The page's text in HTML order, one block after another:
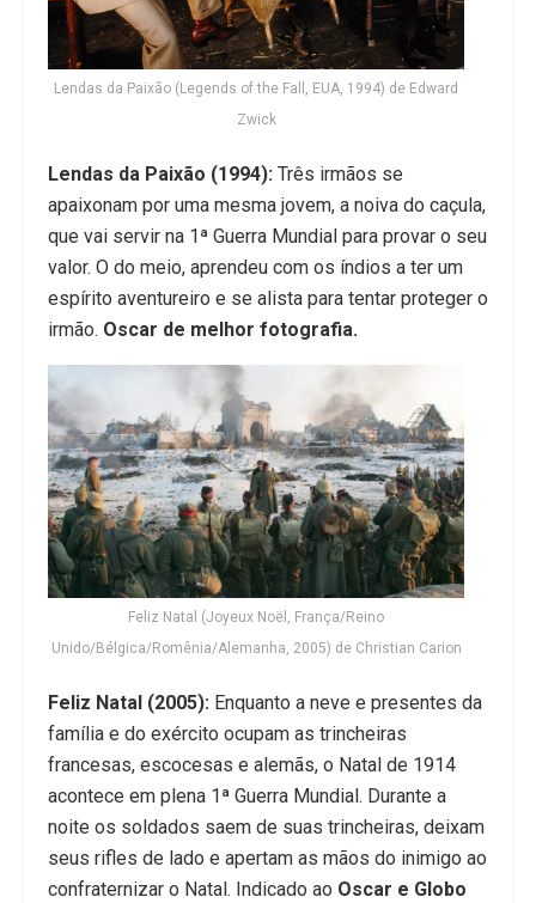
Lendas da Paixão (Legends of the Fall, EUA, 1994) de Edward
Zwick
Lendas da Paixão (1994): Três irmãos se
apaixonam por uma mesma jovem, a noiva do caçula,
que vai servir na 1ª Guerra Mundial para provar o seu
valor. O do meio, aprendeu com os índios a ter um
espírito aventureiro e se alista para tentar proteger o
irmão. Oscar de melhor fotografia.
Feliz Natal (Joyeux Noël, França/Reino
Unido/Bélgica/Romênia/Alemanha, 2005) de Christian Carion
Feliz Natal (2005): Enquanto a neve e presentes da
família e do exército ocupam as trincheiras
francesas, escocesas e alemãs, o Natal de 1914
acontece em plena 1ª Guerra Mundial. Durante a
noite os soldados saem de suas trincheiras, deixam
seus rifles de lado e apertam as mãos do inimigo ao
confraternizar o Natal. Indicado ao Oscar e Globo